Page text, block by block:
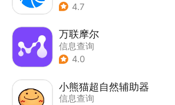
4.7
万联摩尔
信息查询
4.0
小熊猫超自然辅助器
信息查询